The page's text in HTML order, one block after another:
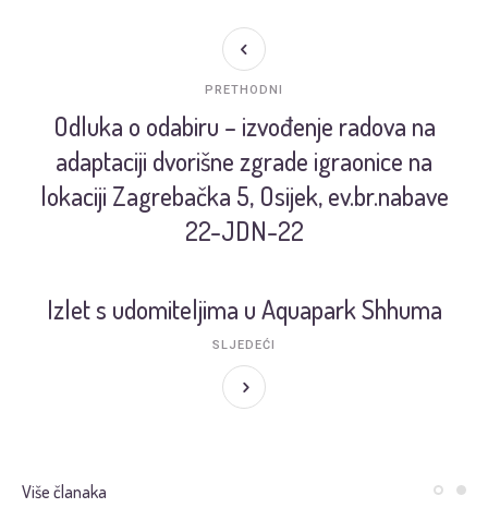
Odluka o odabiru – izvođenje radova na
adaptaciji dvorišne zgrade igraonice na
lokaciji Zagrebačka 5, Osijek, ev.br.nabave
22-JDN-22
PRETHODNI
Izlet s udomiteljima u Aquapark Shhuma
SLJEDEĆI
Više članaka